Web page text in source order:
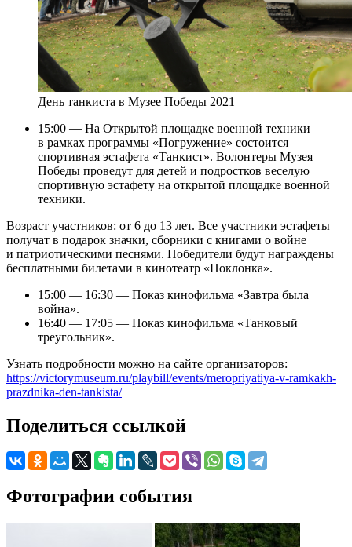
День танкиста в Музее Победы 2021
15:00 — На Открытой площадке военной техники
в рамках программы «Погружение» состоится
спортивная эстафета «Танкист». Волонтеры Музея
Победы проведут для детей и подростков веселую
спортивную эстафету на открытой площадке военной
техники.
Возраст участников: от 6 до 13 лет. Все участники эстафеты
получат в подарок значки, сборники с книгами о войне
и патриотическими песнями. Победители будут награждены
бесплатными билетами в кинотеатр «Поклонка».
15:00 — 16:30 — Показ кинофильма «Завтра была
война».
16:40 — 17:05 — Показ кинофильма «Танковый
треугольник».
Узнать подробности можно на сайте организаторов:
https://victorymuseum.ru/playbill/events/meropriyatiya-v-ramkakh-
prazdnika-den-tankista/
Поделиться ссылкой
Фотографии события